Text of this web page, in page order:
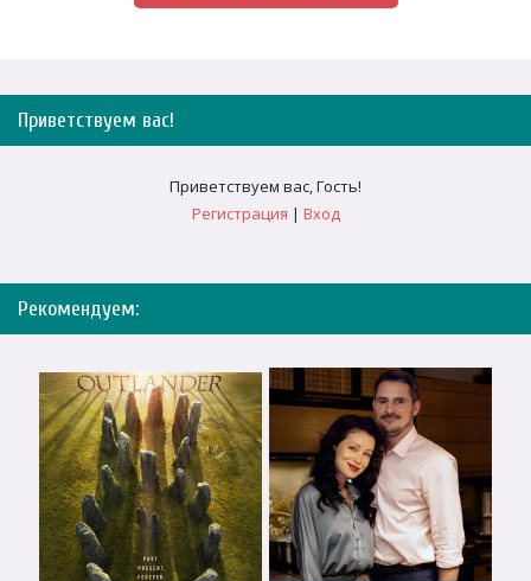
Приветствуем вас!
Приветствуем вас,Гость!
Регистрация | Вход
Рекомендуем: